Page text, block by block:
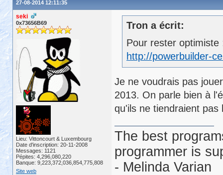
27-08-2014 12:11:35
seki
0x73656B69
Lieu: Vittoncourt & Luxembourg
Date d'inscription: 20-11-2008
Messages: 1121
Pépites: 4,296,080,220
Banque: 9,223,372,036,854,775,808
Site web
Tron a écrit:
Pour rester optimiste
http://powerbuilder-
Je ne voudrais pas
2013. On parle bien à
qu'ils ne tiendraient pas
The best
programmer is
- Melinda Varian